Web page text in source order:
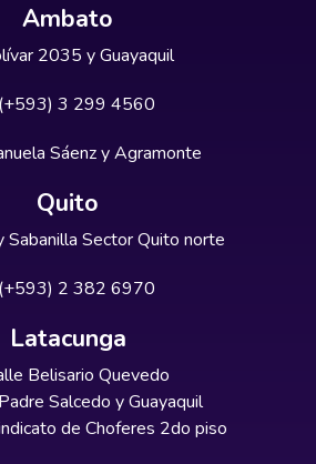
Ambato
2035 y Guayaquil
(+593) 3 299 4560
Sáenz y Agramonte
Quito
Sabanilla Sector Quito norte
(+593) 2 382 6970
Latacunga
Belisario Quevedo
Salcedo y Guayaquil
de Choferes 2do piso